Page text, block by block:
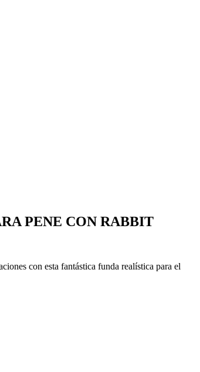
PENE CON RABBIT
con esta fantástica funda realística para el